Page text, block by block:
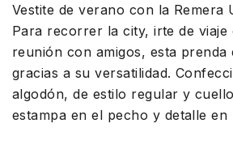
Vestite de verano con la Remera
Para recorrer la city, irte de viaje
reunión con amigos, esta prenda
gracias a su versatilidad.
algodón, de estilo regular y
estampa en el pecho y detalle en